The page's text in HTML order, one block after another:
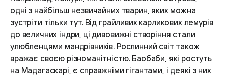
одні з найбільш незвичайних тварин, яких можна
зустріти тільки тут. Від грайливих карликових лемурів
до величних індри, ці дивовижні створіння стали
улюбленцями мандрівників. Рослинний світ також
вражає своєю різноманітністю. Баобаби, які ростуть
на Мадагаскарі, є справжніми гігантами, і деякі з них